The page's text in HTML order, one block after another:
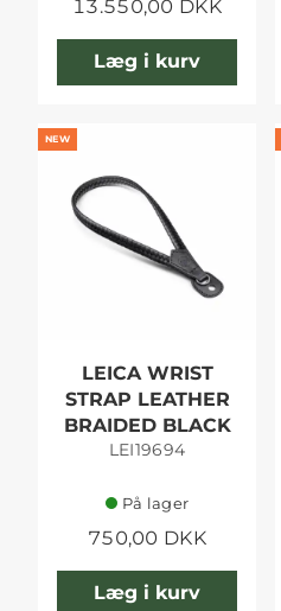
13.550,00 DKK
Læg i kurv
NEW
LEICA WRIST
STRAP LEATHER
BRAIDED BLACK
LEI19694
På lager
750,00 DKK
Læg i kurv